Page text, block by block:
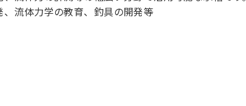
流体力学の教育、釣具の開発等